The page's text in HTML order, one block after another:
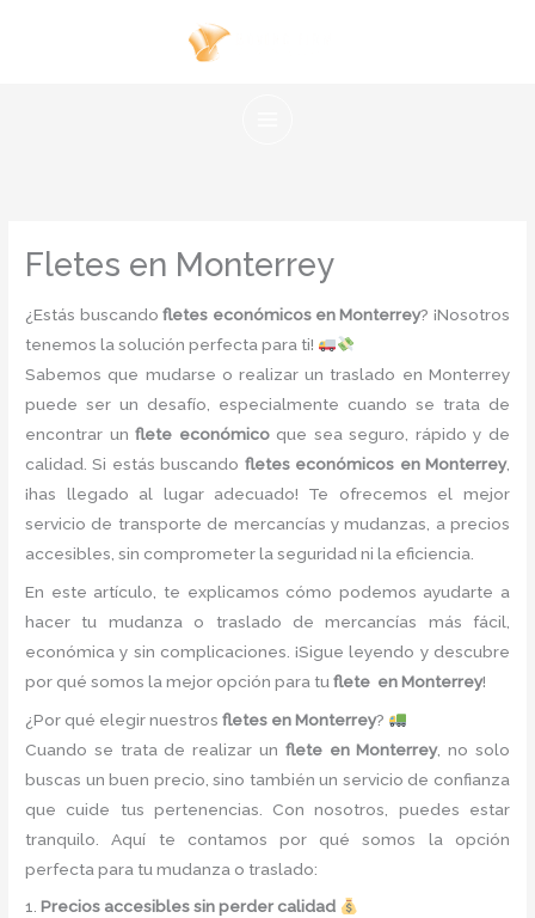
Fletes en Monterrey
¿Estás buscandofletes económicos en Monterrey? ¡Nosotros
tenemos la solución perfecta para ti!
Sabemos que mudarse o realizar un traslado en Monterrey
puede ser un desafío, especialmente cuando se trata de
encontrar unflete económicoque sea seguro, rápido y de
calidad. Si estás buscando fletes económicos en Monterrey,
¡has llegado al lugar adecuado! Te ofrecemos el mejor
servicio de transporte de mercancías y mudanzas, a precios
accesibles, sin comprometer la seguridad ni la eficiencia.
En este artículo, te explicamos cómo podemos ayudarte a
hacer tu mudanza o traslado de mercancías más fácil,
económica y sin complicaciones. ¡Sigue leyendo y descubre
por qué somos la mejor opción para tuflete en Monterrey!
¿Por qué elegir nuestrosfletes en Monterrey?
Cuando se trata de realizar un flete en Monterrey, no solo
buscas un buen precio, sino también un servicio de confianza
que cuide tus pertenencias. Con nosotros, puedes estar
tranquilo. Aquí te contamos por qué somos la opción
perfecta para tu mudanza o traslado:
1.Precios accesibles sin perder calidad